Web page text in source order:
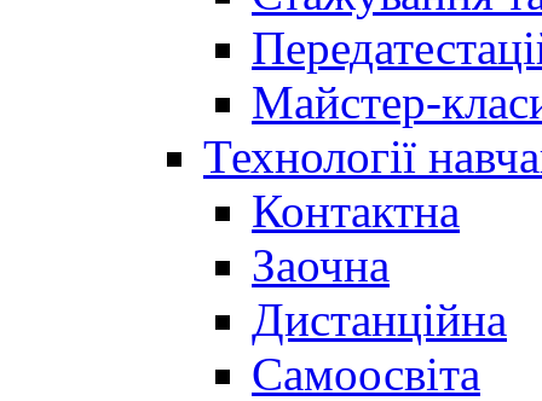
Майстер-
Технології
Контактна
Заочна
Дистанційна
Самоосвіта